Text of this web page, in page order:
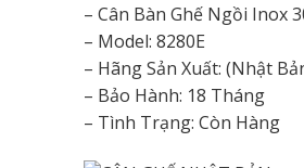
– Cân Bàn Ghế Ngồi Inox
– Model: 8280E
– Hãng Sản Xuất: (Nhật
– Bảo Hành: 18 Tháng
– Tình Trạng: Còn Hàng